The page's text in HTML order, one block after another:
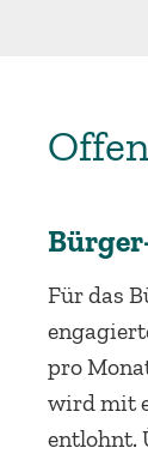
Für das
pro
wird mit
entlohnt.